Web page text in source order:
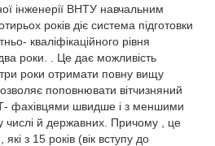
інженерії ВНТУ навчальним
років діє система підготовки
кваліфікаційного рівня
роки. . Це дає можливість
роки отримати повну вищу
поповнювати вітчизняний
фахівцями швидше і з меншими
числі й державних. Причому , це
з 15 років (вік вступу до